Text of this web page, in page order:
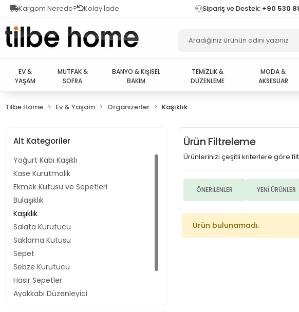
Kargom Nerede? Kolay İade Sipariş ve Destek: +90 530
EV &
YAŞAM
MUTFAK &
SOFRA
BANYO & KİŞİSEL
BAKIM
TEMİZLİK &
DÜZENLEME
MODA &
AKSESUAR
Tilbe Home Ev & Yaşam Organizerler Kaşıklık
Alt Kategoriler
Yoğurt Kabı Kaşıklı
Kase Kurutmalık
Ekmek Kutusu ve Sepetleri
Bulaşıklık
Kaşıklık
Salata Kurutucu
Saklama Kutusu
Sepet
Sebze Kurutucu
Hasır Sepetler
Ayakkabı Düzenleyici
Ürün Filtreleme
Ürünlerinizi çeşitli kriterlere göre
ÖNERİLENLER YENİ ÜRÜNLER
Ürün bulunamadı.